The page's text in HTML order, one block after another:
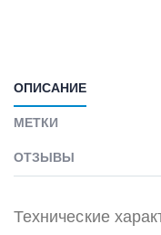
ОПИСАНИЕ
МЕТКИ
ОТЗЫВЫ
Технические